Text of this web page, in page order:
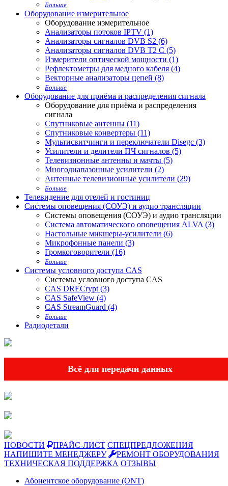
Больше
Оборудование измерительное
Оборудование измерительное
Анализаторы потоков IPTV (1)
Анализаторы сигналов DVB S2 (6)
Анализаторы сигналов DVB T2 С (5)
Измерители оптической мощности (1)
Рефлектометры для медного кабеля (4)
Векторные анализаторы цепей (8)
Больше
Оборудование для приёма и распределения сигнала
Оборудование для приёма и распределения
сигнала
Спутниковые антенны (11)
Спутниковые конвертеры (11)
Мультисвитчинги и переключатели Disegc (3)
Усилители и делители ПЧ сигналов (5)
Телевизионные антенны и мачты (5)
Многодиапазонные усилители (2)
Антенные телевизионные усилители (29)
Больше
Телевидение для отелей и гостиниц
Системы оповещения (СОУЭ) и аудио трансляции
Системы оповещения (СОУЭ) и аудио трансляции
Система автоматического оповещения ALVA (3)
Настольные микшеры-усилители (6)
Микрофонные панели (3)
Громкоговорители (16)
Больше
Системы условного доступа CAS
Системы условного доступа CAS
CAS DRECrypt (3)
CAS SafeView (4)
CAS StreamGuard (4)
Больше
Радиодетали
Всё для передачи данных
НОВОСТИ ПРАЙС-ЛИСТ СПЕЦПРЕДЛОЖЕНИЯ
НАПИШИТЕ МЕНЕДЖЕРУ
РЕМОНТ ОБОРУДОВАНИЯ
ТЕХНИЧЕСКАЯ ПОДДЕРЖКА ОТЗЫВЫ
Абонентское оборудование (ONT)